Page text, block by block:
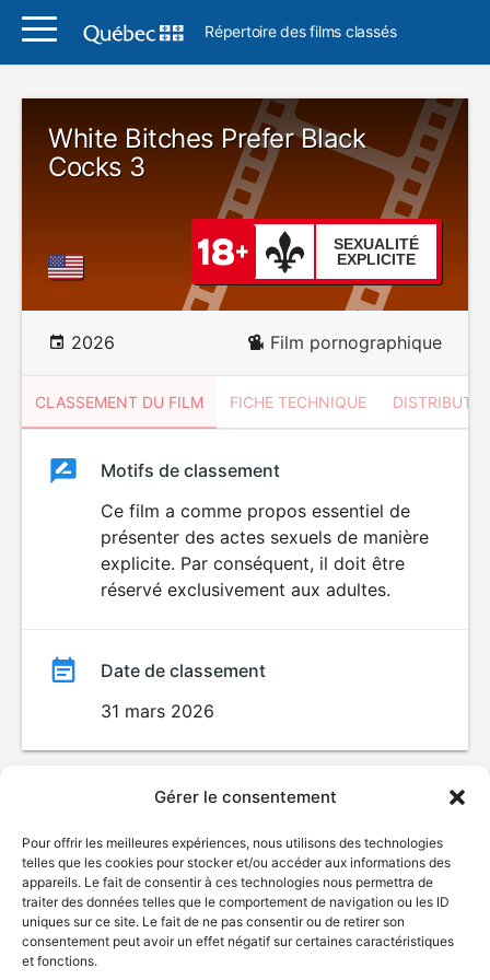
Gérer le consentement
Pour offrir les meilleures expériences, nous utilisons des technologies
telles que les cookies pour stocker et/ou accéder aux informations des
appareils. Le fait de consentir à ces technologies nous permettra de
traiter des données telles que le comportement de navigation ou les ID
uniques sur ce site. Le fait de ne pas consentir ou de retirer son
consentement peut avoir un effet négatif sur certaines caractéristiques
et fonctions.
Répertoire des films classés
White Bitches Prefer Black
Cocks 3
SEXUALITÉ
EXPLICITE
2026 Film pornographique
CLASSEMENT DU FILM FICHE TECHNIQUE
ClassementClassement
SEXUALITÉ
EXPLICITE
Motifs de classement
Ce film a comme propos essentiel de
présenter des actes sexuels de manière
explicite. Par conséquent, il doit être
réservé exclusivement aux adultes.
Date de classement
31 mars 2026